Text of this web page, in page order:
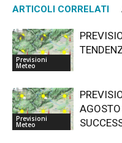
ARTICOLI CORRELATI
Previsioni
Meteo
Previsioni
Meteo